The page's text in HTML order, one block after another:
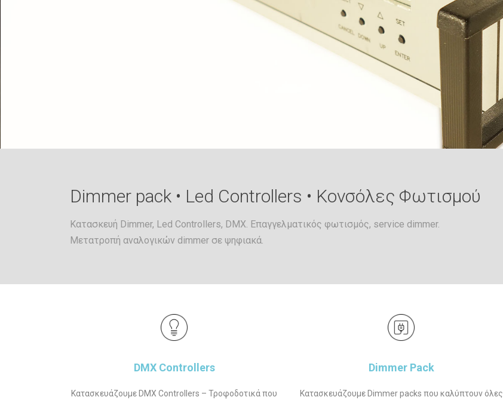
Dimmer pack • Led Controllers • Κονσόλες Φωτισμού
Κατασκευή Dimmer, Led Controllers, DMX. Επαγγελματικός φωτισμός, service dimmer.
Μετατροπή αναλογικών dimmer σε ψηφιακά.
DMX Controllers
Κατασκευάζουμε DMX Controllers – Τροφοδοτικά που
Dimmer Pack
Κατασκευάζουμε Dimmer packs που καλύπτουν όλες